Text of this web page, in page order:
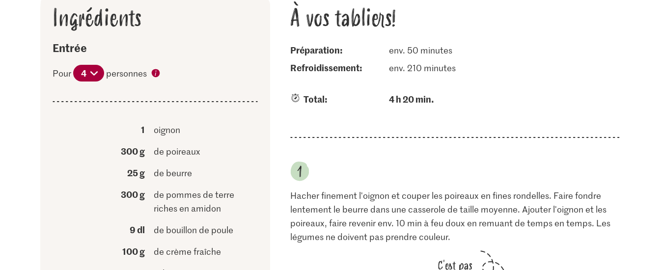
Ingrédients
Entrée
Pour 4 personnes
1 oignon
300 g de poireaux
25 g de beurre
300 g
de pommes de terre
riches en amidon
9 dl de bouillon de poule
100 g
de crème fraîche
À vos tabliers!
Préparation: env. 50 minutes
refroidissement: env. 210 minutes
Total: 4 h 20 min.
Hacher finement l'oignon et couper les poireaux en fines rondelles. Faire fondre
lentement le beurre dans une casserole de taille moyenne. Ajouter l'oignon et les
poireaux, faire revenir env. 10 min à feu doux en remuant de temps en temps. Les
légumes ne doivent pas prendre couleur.
C'est pas